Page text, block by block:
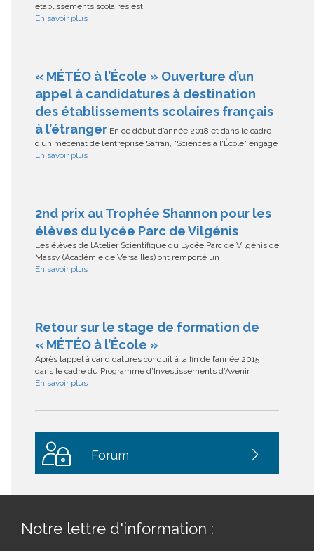
établissements scolaires est
En savoir plus
« MÉTÉO à l’École » Ouverture d’un
appel à candidatures à destination
des établissements scolaires français
à l’étranger En ce début d’année 2018 et dans le cadre
d’un mécénat de l’entreprise Safran, "Sciences à l'École" engage
En savoir plus
2nd prix au Trophée Shannon pour les
élèves du lycée Parc de Vilgénis
Les élèves de l’Atelier Scientifique du Lycée Parc de Vilgénis de
Massy (Académie de Versailles) ont remporté un
En savoir plus
Retour sur le stage de formation de
« MÉTÉO à l’École »
Après l’appel à candidatures conduit à la fin de l’année 2015
dans le cadre du Programme d’Investissements d’Avenir
En savoir plus
Forum
Notre lettre d'information :